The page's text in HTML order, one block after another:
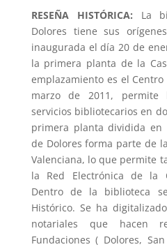
RESEÑA HISTÓRICA: La
Dolores tiene sus
inaugurada el día 20 de
la primera planta de la
emplazamiento es el
marzo de 2011,
servicios bibliotecarios en
primera planta dividida en
de Dolores forma parte de
Valenciana, lo que permite
la Red Electrónica de la
Dentro de la biblioteca
Histórico. Se ha
notariales que hacen
Fundaciones ( Dolores,